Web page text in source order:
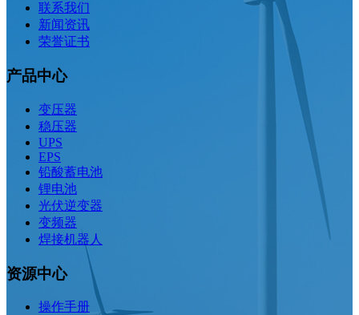
联系我们
新闻资讯
荣誉证书
产品中心
变压器
稳压器
UPS
EPS
铅酸蓄电池
锂电池
光伏逆变器
变频器
焊接机器人
资源中心
操作手册